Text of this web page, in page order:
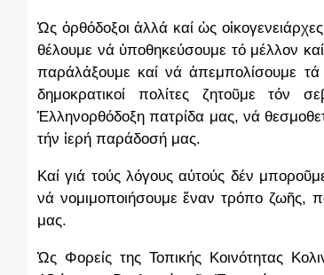
Ὠς ὀρθόδοξοι ἀλλά καί ὡς
θέλουμε νά ὑποθηκεύσουμε τό μέλλον
παράλάξουμε καί νά ἀπεμπολίσουμε τά
δημοκρατικοί πολίτες ζητοῦμε τόν
Ἑλληνορθόδοξη πατρίδα μας, νά
τήν ἱερή παράδοσή μας.
Καί γιά τούς λόγους αὐτούς δέν
νά νομιμοποιήσουμε ἕναν τρόπο ζωῆς,
μας.
Ὡς Φορείς της Τοπικής Κοινότητας